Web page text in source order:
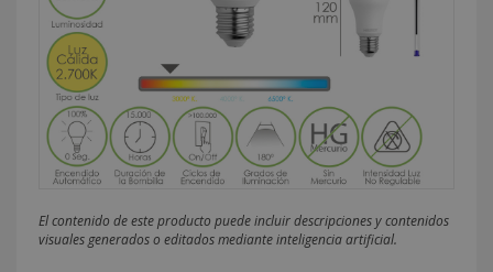
El contenido de este producto puede incluir descripciones y contenidos
visuales generados o editados mediante inteligencia artificial.